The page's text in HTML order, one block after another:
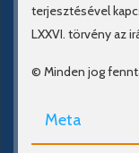
terjesztésével
LXXVI. törvény az
© Minden jog
Meta